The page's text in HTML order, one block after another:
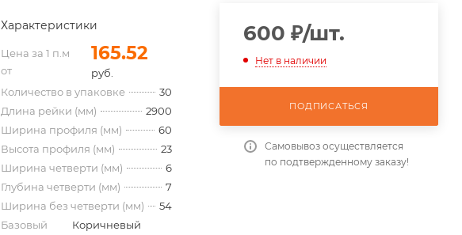
Характеристики
Цена за 1 п.м
от
165.52
руб.
Количество в упаковке
30
Длина рейки (мм)
2900
Ширина профиля (мм)
60
Высота профиля (мм)
23
Ширина четверти (мм)
6
Глубина четверти (мм)
7
Ширина без четверти (мм)
54
Базовый
Коричневый
600 ₽/шт.
Нет в наличии
ПОДПИСАТЬСЯ
Самовывоз осуществляется
по подтвержденному заказу!